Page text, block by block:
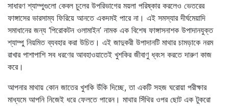
সাধারণ শ্যাম্পুগুলো কেবল চুলের উপরিভাগের ময়লা পরিষ্কার করলেও ভেতরের
ফাঙ্গাসের ভারসাম্য ফিরিয়ে আনতে একদমই পারে না। এই সমস্যার দীর্ঘমেয়াদি
সমাধানের জন্য ‘পিরোকটন ওলামাইন’ নামক এক বিশেষ ফাঙ্গাসনাশক উপাদানযুক্ত
শ্যাম্পু নিয়মিত ব্যবহার করা উচিত। এই জাদুকরী উপাদানটি মাথার চামড়াকে নরম
রাখার পাশাপাশি সব ধরণের আবহাওয়াতেই খুশকির জীবাণু ধ্বংস করতে দারুণ কাজ
করে।
আপনার মাথায় কোন জাতের খুশকি উঁকি দিচ্ছে, তা একটি সহজ ঘরোয়া পরীক্ষার
মাধ্যমে আপনি নিজেই ধরে ফেলতে পারেন। মাথার সিঁথির ওপর ছোট এক টুকরো